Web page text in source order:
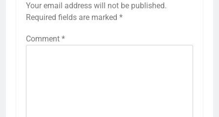
Your email address will not be published.
Required fields are marked *
Comment *